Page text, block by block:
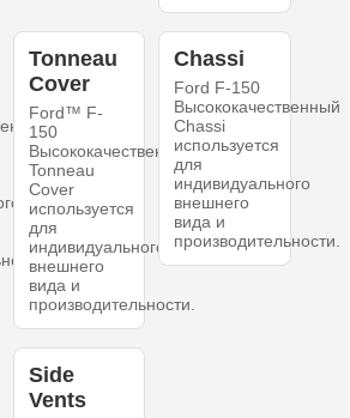
Tonneau
Cover
Ford™ F-
150
Высококачественный
Tonneau
Cover
используется
для
индивидуального
внешнего
вида и
производительности.
Chassi
Ford F-150
Высококачественный
Chassi
используется
для
индивидуального
внешнего
вида и
производительности.
Side
Vents